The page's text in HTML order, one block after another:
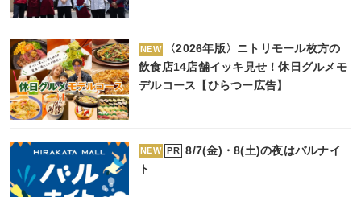
NEW
〈2026年版〉ニトリモール枚方の
飲食店14店舗イッキ見せ！休日グルメモ
デルコース【ひらつー広告】
NEW PR
8/7(金)・8(土)の夜はバルナイ
ト